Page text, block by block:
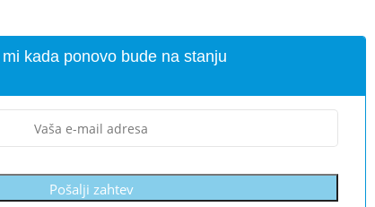
kada ponovo bude na stanju
Pošalji zahtev